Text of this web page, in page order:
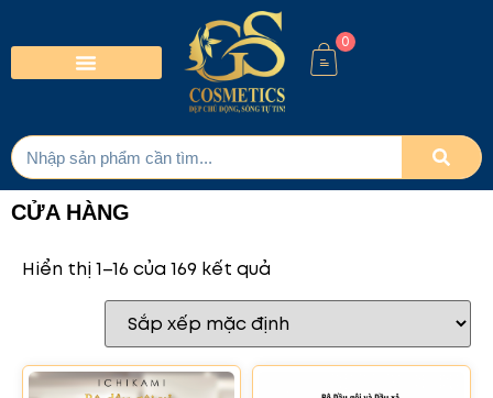
0
CỬA HÀNG
Hiển thị 1–16 của 169 kết quả